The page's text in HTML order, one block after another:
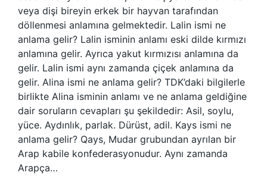
veya dişi bireyin erkek bir hayvan tarafından
döllenmesi anlamına gelmektedir. Lalin ismi ne
anlama gelir? Lalin isminin anlamı eski dilde kırmızı
anlamına gelir. Ayrıca yakut kırmızısı anlamına da
gelir. Lalin ismi aynı zamanda çiçek anlamına da
gelir. Alina ismi ne anlama gelir? TDK’daki bilgilerle
birlikte Alina isminin anlamı ve ne anlama geldiğine
dair soruların cevapları şu şekildedir: Asil, soylu,
yüce. Aydınlık, parlak. Dürüst, adil. Kays ismi ne
anlama gelir? Qays, Mudar grubundan ayrılan bir
Arap kabile konfederasyonudur. Aynı zamanda
Arapça…